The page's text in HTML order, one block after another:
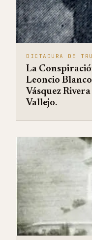
DICTADURA DE
La
Leoncio
Vásquez
Vallejo.